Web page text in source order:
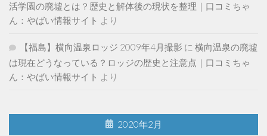
活学園の廃墟とは？歴史と解体後の現状を整理｜口コミちゃ
ん：やばい情報サイト より
【福島】横向温泉ロッジ 2009年4月撮影 に 横向温泉の廃墟
は現在どうなっている？ロッジの歴史と注意点｜口コミちゃ
ん：やばい情報サイト より
2020年2月